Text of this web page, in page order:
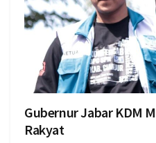
Gubernur Jabar KDM
Rakyat